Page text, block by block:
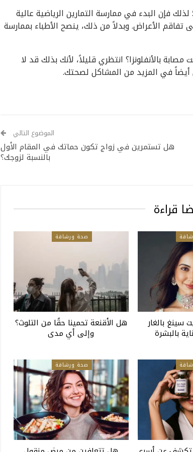
فإن البدء في ممارسة التمارين الرياضية عالية
الأعراض. ​​وبدلاً من ذلك، ينصح الأطباء بممارسة
بالأنفلونزا؟ انتظري قليلاً، لأنك بذلك قد لا
في المزيد من المشاكل لصحتك.
الموضوع التالي
هل تستمرين في زواج تكون حماتك في المقام الأول
بالنسبة لزوجك؟
قراءة
سينغ بالغار
بالبشرة
صحة ورشاقة
هل الأقنعة تحمينا حقًا من التلوث؟
وإلى أي مدى
صحة ورشاقة